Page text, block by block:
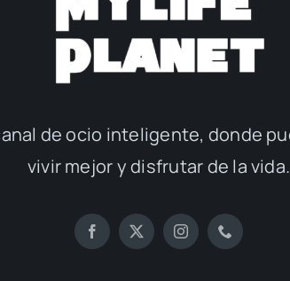
canal de ocio inteligente, donde
vivir mejor y disfrutar de la vida.